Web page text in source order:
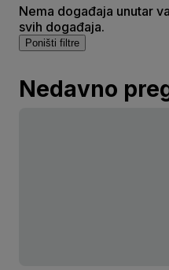
Nema događaja unutar
svih događaja.
Poništi filtre
Nedavno